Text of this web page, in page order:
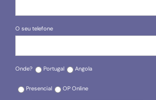
O seu telefone
Onde? Portugal Angola
Presencial OP Online